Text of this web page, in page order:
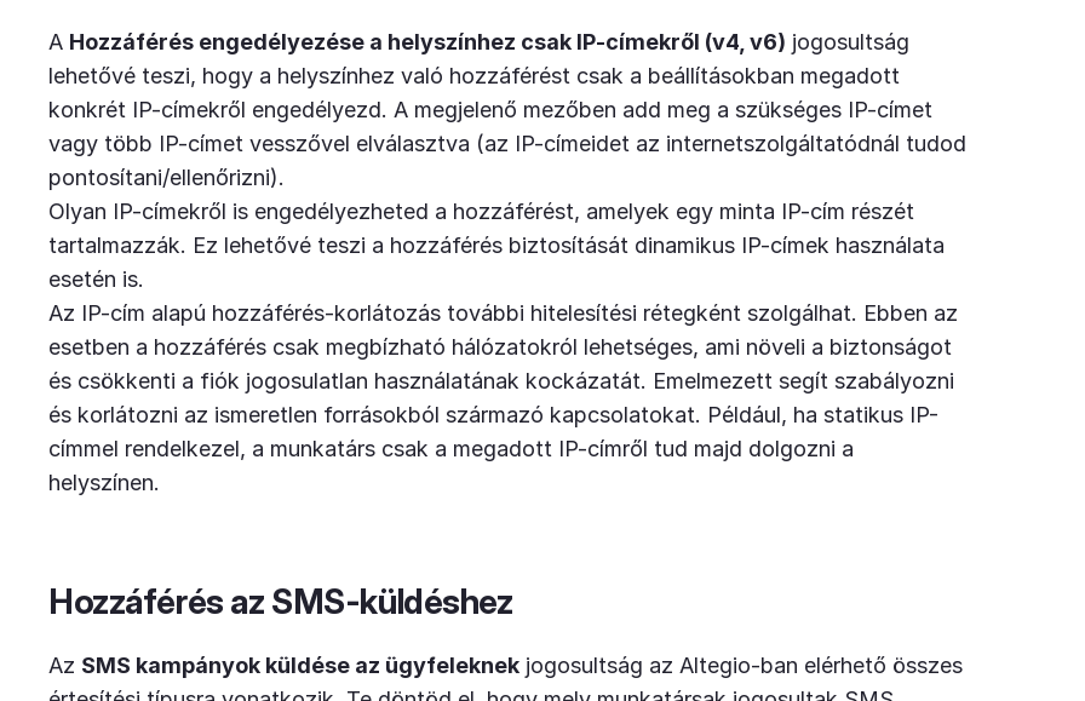
A Hozzáférés engedélyezése a helyszínhez csak IP-címekről (v4, v6) jogosultság
lehetővé teszi, hogy a helyszínhez való hozzáférést csak a beállításokban megadott
konkrét IP-címekről engedélyezd. A megjelenő mezőben add meg a szükséges IP-címet
vagy több IP-címet vesszővel elválasztva (az IP-címeidet az internetszolgáltatódnál tudod
pontosítani/ellenőrizni).
Olyan IP-címekről is engedélyezheted a hozzáférést, amelyek egy minta IP-cím részét
tartalmazzák. Ez lehetővé teszi a hozzáférés biztosítását dinamikus IP-címek használata
esetén is.
Az IP-cím alapú hozzáférés-korlátozás további hitelesítési rétegként szolgálhat. Ebben az
esetben a hozzáférés csak megbízható hálózatokról lehetséges, ami növeli a biztonságot
és csökkenti a fiók jogosulatlan használatának kockázatát. Emelmezett segít szabályozni
és korlátozni az ismeretlen forrásokból származó kapcsolatokat. Például, ha statikus IP-
címmel rendelkezel, a munkatárs csak a megadott IP-címről tud majd dolgozni a
helyszínen.
Hozzáférés az SMS-küldéshez
Az SMS kampányok küldése az ügyfeleknek jogosultság az Altegio-ban elérhető összes